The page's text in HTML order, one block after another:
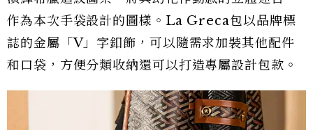
作為本次手袋設計的圖樣。La Greca包以品牌標
誌的金屬「V」字釦飾，可以隨需求加裝其他配件
和口袋，方便分類收納還可以打造專屬設計包款。